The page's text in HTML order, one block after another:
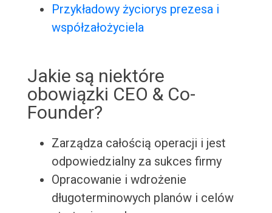
Przykładowy życiorys prezesa i
współzałożyciela
Jakie są niektóre
obowiązki CEO & Co-
Founder?
Zarządza całością operacji i jest
odpowiedzialny za sukces firmy
Opracowanie i wdrożenie
długoterminowych planów i celów